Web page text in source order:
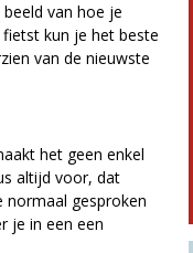
van hoe je
kun je het beste
van de nieuwste
het geen enkel
altijd voor, dat
normaal gesproken
je in een een